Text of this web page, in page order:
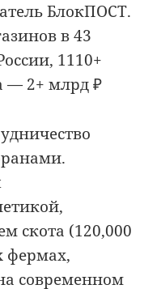
БлокПОСТ.
в 43
1110+
— 2+ млрд ₽
скота (120,000
фермах,
современном